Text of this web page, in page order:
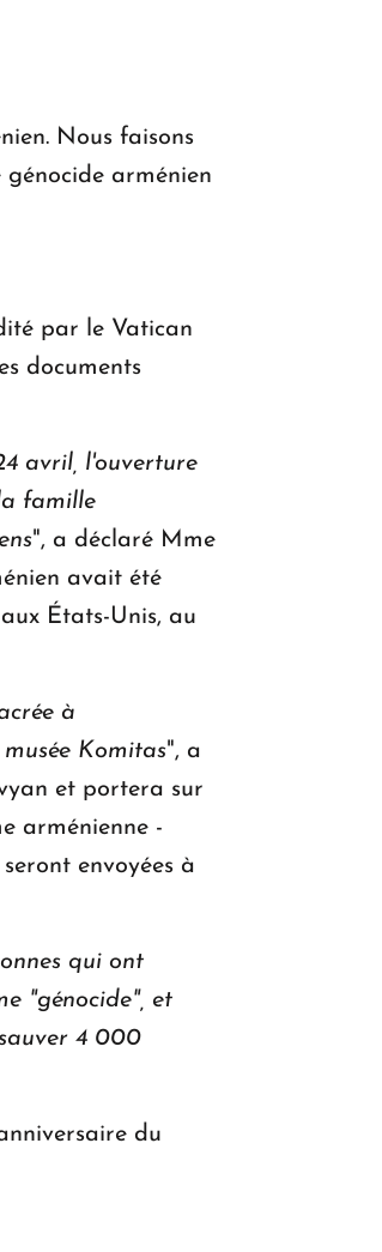
Nous faisons
arménien
par le Vatican
documents
avril, l'ouverture
famille
", a déclaré Mme
avait été
États-Unis, au
à
Komitas", a
et portera sur
arménienne -
envoyées à
qui ont
"génocide", et
4 000
du